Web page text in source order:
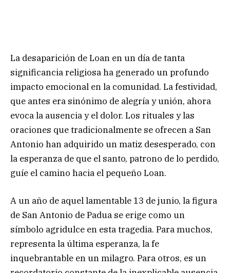
La desaparición de Loan en un día de tanta
significancia religiosa ha generado un profundo
impacto emocional en la comunidad. La festividad,
que antes era sinónimo de alegría y unión, ahora
evoca la ausencia y el dolor. Los rituales y las
oraciones que tradicionalmente se ofrecen a San
Antonio han adquirido un matiz desesperado, con
la esperanza de que el santo, patrono de lo perdido,
guíe el camino hacia el pequeño Loan.
A un año de aquel lamentable 13 de junio, la figura
de San Antonio de Padua se erige como un
símbolo agridulce en esta tragedia. Para muchos,
representa la última esperanza, la fe
inquebrantable en un milagro. Para otros, es un